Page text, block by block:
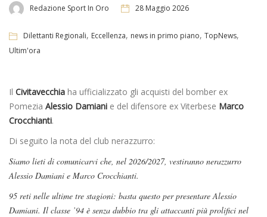
Redazione Sport In Oro 28 Maggio 2026
Dilettanti Regionali, Eccellenza, news in primo piano, TopNews,
Ultim'ora
Il Civitavecchia ha ufficializzato gli acquisti del bomber ex
Pomezia Alessio Damiani e del difensore ex Viterbese Marco
Crocchianti.
Di seguito la nota del club nerazzurro:
Siamo lieti di comunicarvi che, nel 2026/2027, vestiranno nerazzurro
Alessio Damiani e Marco Crocchianti.
95 reti nelle ultime tre stagioni: basta questo per presentare Alessio
Damiani. Il classe ’94 è senza dubbio tra gli attaccanti più prolifici nel